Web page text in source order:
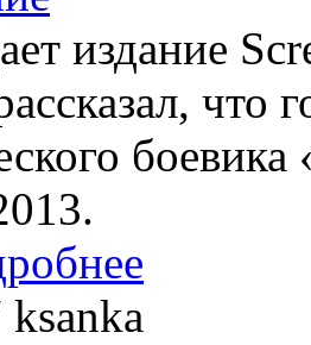
издание
что
ksanka